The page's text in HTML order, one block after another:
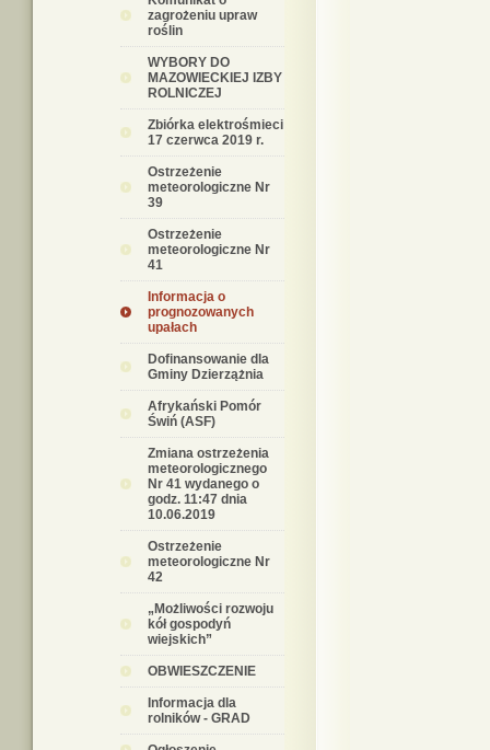
zagrożeniu upraw
roślin
WYBORY DO
MAZOWIECKIEJ IZBY
ROLNICZEJ
Zbiórka elektrośmieci
17 czerwca 2019 r.
Ostrzeżenie
meteorologiczne Nr
39
Ostrzeżenie
meteorologiczne Nr
41
Informacja o
prognozowanych
upałach
Dofinansowanie dla
Gminy Dzierzążnia
Afrykański Pomór
Świń (ASF)
Zmiana ostrzeżenia
meteorologicznego
Nr 41 wydanego o
godz. 11:47 dnia
10.06.2019
Ostrzeżenie
meteorologiczne Nr
42
„Możliwości rozwoju
kół gospodyń
wiejskich”
OBWIESZCZENIE
Informacja dla
rolników - GRAD